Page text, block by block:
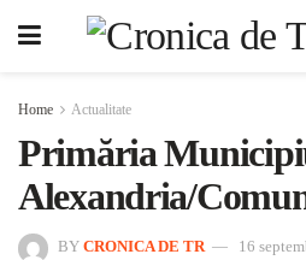
Home Actualitate
Primăria
Alexandria/
BY CRONICA DE TR 16